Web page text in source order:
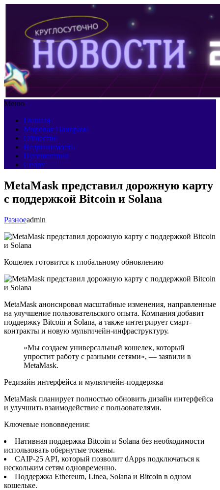
Меню
Главная
Мировая Панорама
Общество
Недвижимость
Путешествия
Спорт
MetaMask представил дорожную карту
с поддержкой Bitcoin и Solana
Разноеadmin
Кошелек готовится к глобальному обновлению
MetaMask анонсировал масштабные изменения, направленные
на улучшение пользовательского опыта. Компания добавит
поддержку Bitcoin и Solana, а также интегрирует смарт-
контракты и новую мультичейн-инфраструктуру.
«Мы создаем универсальный кошелек, который
упростит работу с разными сетями», — заявили в
MetaMask.
Редизайн интерфейса и мультичейн-поддержка
MetaMask планирует полностью обновить дизайн интерфейса
и улучшить взаимодействие с пользователями.
Ключевые нововведения:
Нативная поддержка Bitcoin и Solana без необходимости
использовать обернутые токены.
CAIP-25 API, который позволит dApps подключаться к
нескольким сетям одновременно.
Поддержка Ethereum, Linea, Solana и Bitcoin в одном
кошельке.